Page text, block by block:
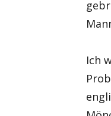
Ich